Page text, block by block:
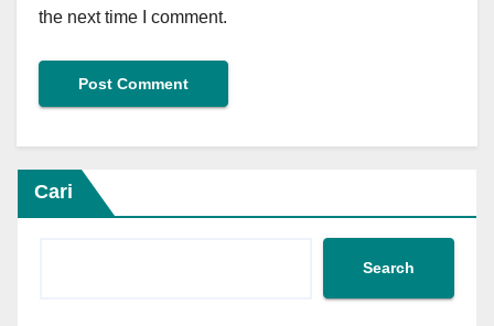
the next time I comment.
Cari
Search